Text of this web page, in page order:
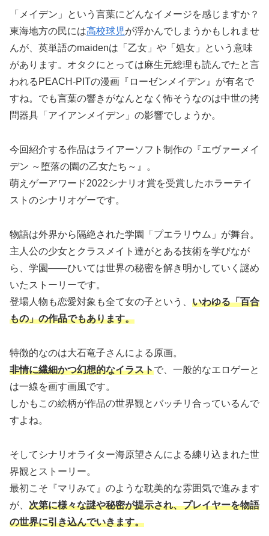
「メイデン」という言葉にどんなイメージを感じますか？
東海地方の民には高校球児が浮かんでしまうかもしれませ
んが、英単語のmaidenは「乙女」や「処女」という意味
があります。オタクにとっては麻生元総理も読んでたと言
われるPEACH-PITの漫画『ローゼンメイデン』が有名で
すね。でも言葉の響きがなんとなく怖そうなのは中世の拷
問器具「アイアンメイデン」の影響でしょうか。
今回紹介する作品はライアーソフト制作の『エヴァーメイ
デン ～堕落の園の乙女たち～』。
萌えゲーアワード2022シナリオ賞を受賞したホラーテイ
ストのシナリオゲーです。
物語は外界から隔絶された学園「プエラリウム」が舞台。
主人公の少女とクラスメイト達がとある技術を学びなが
ら、学園――ひいては世界の秘密を解き明かしていく謎め
いたストーリーです。
登場人物も恋愛対象も全て女の子という、 いわゆる「百合
もの」の作品でもあります。
特徴的なのは大石竜子さんによる原画。
非情に繊細かつ幻想的なイラストで、一般的なエロゲーと
は一線を画す画風です。
しかもこの絵柄が作品の世界観とバッチリ合っているんで
すよね。
そしてシナリオライター海原望さんによる練り込まれた世
界観とストーリー。
最初こそ『マリみて』のような耽美的な雰囲気で進みます
が、 次第に様々な謎や秘密が提示され、プレイヤーを物語
の世界に引き込んでいきます。